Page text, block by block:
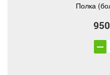
Полка